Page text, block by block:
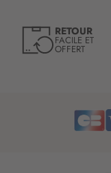
e
RETOUR
FACILE ET
OFFERT